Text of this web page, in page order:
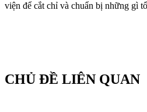
viện để cắt chỉ và chuẩn bị những gì
CHỦ ĐỀ LIÊN QUAN